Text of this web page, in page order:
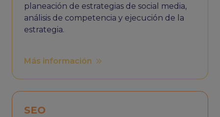
planeación de estrategias de social media,
análisis de competencia y ejecución de la
estrategia.
Más información
SEO